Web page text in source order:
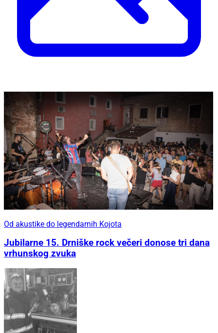
Od akustike do legendarnih Kojota
Jubilarne 15. Drniške rock večeri donose tri dana
vrhunskog zvuka